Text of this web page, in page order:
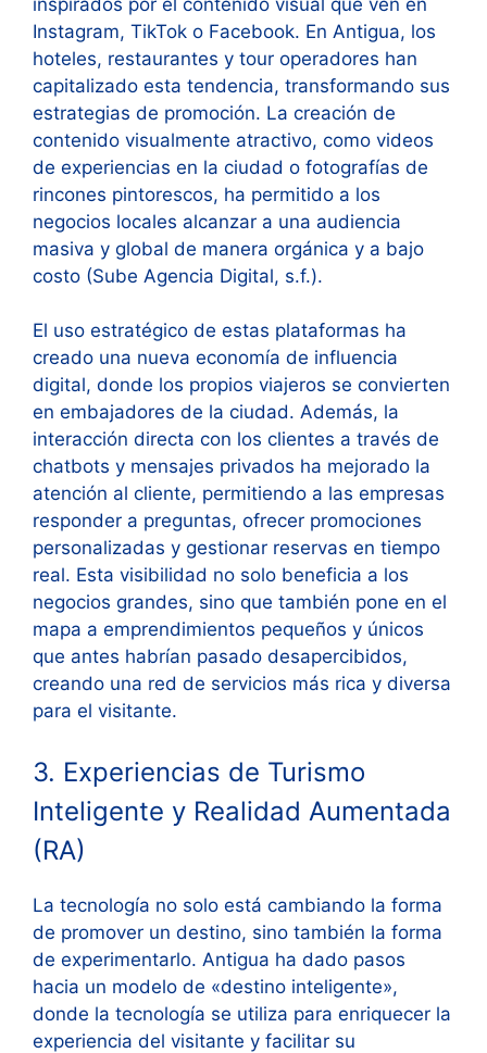
Instagram, TikTok o Facebook. En Antigua, los
hoteles, restaurantes y tour operadores han
capitalizado esta tendencia, transformando sus
estrategias de promoción. La creación de
contenido visualmente atractivo, como videos
de experiencias en la ciudad o fotografías de
rincones pintorescos, ha permitido a los
negocios locales alcanzar a una audiencia
masiva y global de manera orgánica y a bajo
costo (Sube Agencia Digital, s.f.).
El uso estratégico de estas plataformas ha
creado una nueva economía de influencia
digital, donde los propios viajeros se convierten
en embajadores de la ciudad. Además, la
interacción directa con los clientes a través de
chatbots y mensajes privados ha mejorado la
atención al cliente, permitiendo a las empresas
responder a preguntas, ofrecer promociones
personalizadas y gestionar reservas en tiempo
real. Esta visibilidad no solo beneficia a los
negocios grandes, sino que también pone en el
mapa a emprendimientos pequeños y únicos
que antes habrían pasado desapercibidos,
creando una red de servicios más rica y diversa
para el visitante.
3. Experiencias de Turismo
Inteligente y Realidad Aumentada
(RA)
La tecnología no solo está cambiando la forma
de promover un destino, sino también la forma
de experimentarlo. Antigua ha dado pasos
hacia un modelo de «destino inteligente»,
donde la tecnología se utiliza para enriquecer la
experiencia del visitante y facilitar su